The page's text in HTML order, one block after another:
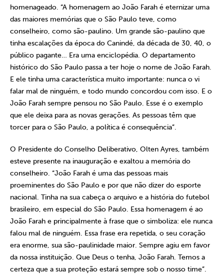
homenageado. “A homenagem ao João Farah é eternizar uma
das maiores memórias que o São Paulo teve, como
conselheiro, como são-paulino. Um grande são-paulino que
tinha escalações da época do Canindé, da década de 30, 40, o
público pagante… Era uma enciclopédia. O departamento
histórico do São Paulo passa a ter hoje o nome de João Farah.
E ele tinha uma característica muito importante: nunca o vi
falar mal de ninguém, e todo mundo concordou com isso. E o
João Farah sempre pensou no São Paulo. Esse é o exemplo
que ele deixa para as novas gerações. As pessoas têm que
torcer para o São Paulo, a política é consequência”.
O Presidente do Conselho Deliberativo, Olten Ayres, também
esteve presente na inauguração e exaltou a memória do
conselheiro. “João Farah é uma das pessoas mais
proeminentes do São Paulo e por que não dizer do esporte
nacional. Tinha na sua cabeça o arquivo e a história do futebol
brasileiro, em especial do São Paulo. Essa homenagem é ao
João Farah e principalmente à frase que o simboliza: ele nunca
falou mal de ninguém. Essa frase era repetida, o seu coração
era enorme, sua são-paulinidade maior. Sempre agiu em favor
da nossa instituição. Que Deus o tenha, João Farah. Temos a
certeza que a sua proteção estará sempre sob o nosso time”.